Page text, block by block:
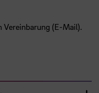
Vereinbarung (E-Mail).